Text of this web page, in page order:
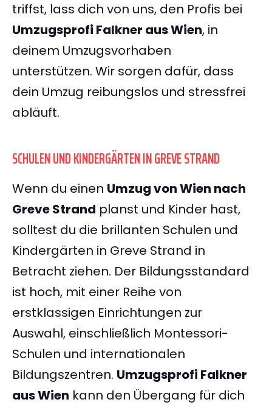
triffst, lass dich von uns, den Profis bei
Umzugsprofi Falkner aus Wien, in
deinem Umzugsvorhaben
unterstützen. Wir sorgen dafür, dass
dein Umzug reibungslos und stressfrei
abläuft.
SCHULEN UND KINDERGÄRTEN IN GREVE STRAND
Wenn du einen Umzug von Wien nach
Greve Strand planst und Kinder hast,
solltest du die brillanten Schulen und
Kindergärten in Greve Strand in
Betracht ziehen. Der Bildungsstandard
ist hoch, mit einer Reihe von
erstklassigen Einrichtungen zur
Auswahl, einschließlich Montessori-
Schulen und internationalen
Bildungszentren. Umzugsprofi Falkner
aus Wien kann den Übergang für dich